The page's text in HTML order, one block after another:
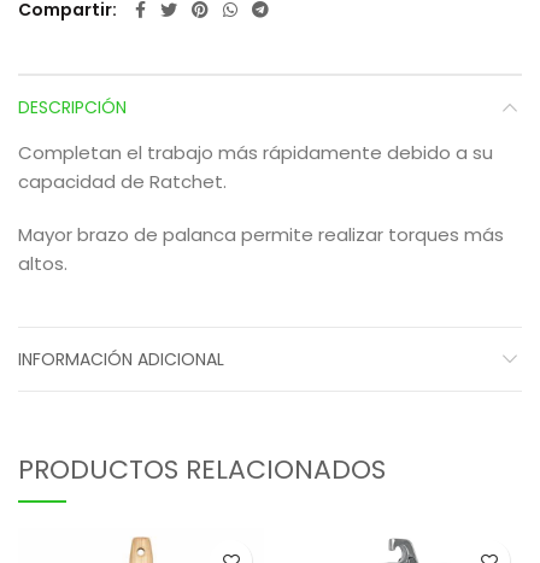
Compartir
DESCRIPCIÓN
Completan el trabajo más rápidamente debido a su
capacidad de Ratchet.
Mayor brazo de palanca permite realizar torques más
altos.
INFORMACIÓN ADICIONAL
PRODUCTOS RELACIONADOS